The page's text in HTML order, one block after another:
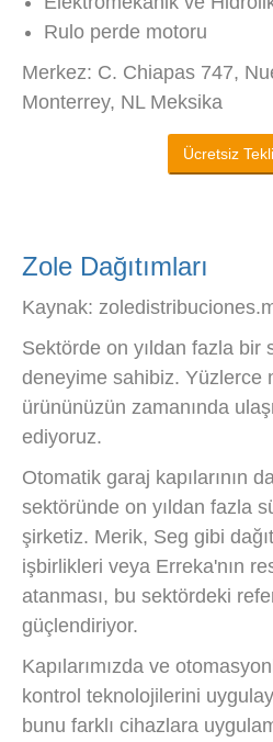
Rulo perde motoru
Merkez: C. Chiapas 747,
Monterrey, NL Meksika
Ücretsiz
Zole Dağıtımları
Kaynak:
Sektörde on yıldan fazla bir
deneyime sahibiz. Yüzlerce
ürününüzün zamanında
ediyoruz.
Otomatik garaj kapılarının
sektöründe on yıldan fazla
şirketiz. Merik, Seg gibi
işbirlikleri veya Erreka'nın
atanması, bu sektördeki
güçlendiriyor.
Kapılarımızda ve
kontrol teknolojilerini
bunu farklı cihazlara